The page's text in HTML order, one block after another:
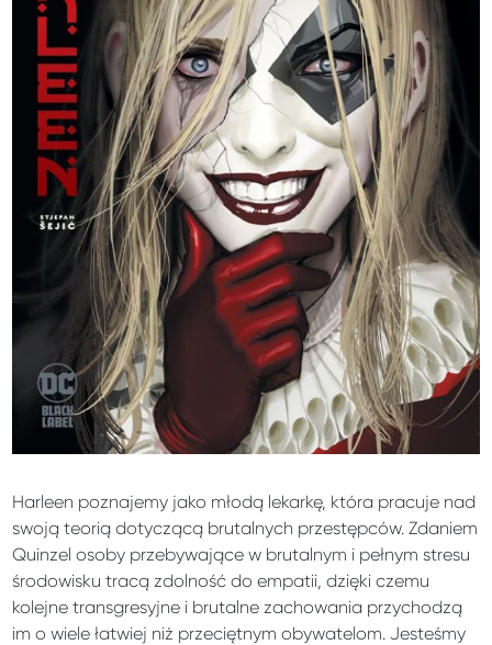
Harleen poznajemy jako młodą lekarkę, która pracuje nad
swoją teorią dotyczącą brutalnych przestępców. Zdaniem
Quinzel osoby przebywające w brutalnym i pełnym stresu
środowisku tracą zdolność do empatii, dzięki czemu
kolejne transgresyjne i brutalne zachowania przychodzą
im o wiele łatwiej niż przeciętnym obywatelom. Jesteśmy